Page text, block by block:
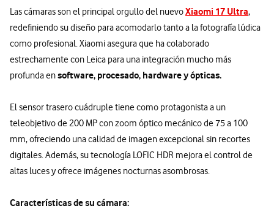
Las cámaras son el principal orgullo del nuevoXiaomi 17 Ultra,
redefiniendo su diseño para acomodarlo tanto a la fotografía lúdica
como profesional. Xiaomi asegura que ha colaborado
estrechamente con Leica para una integración mucho más
profunda ensoftware, procesado, hardware y ópticas.
El sensor trasero cuádruple tiene como protagonista a un
teleobjetivo de 200 MP con zoom óptico mecánico de 75 a 100
mm, ofreciendo una calidad de imagen excepcional sin recortes
digitales. Además, su tecnología LOFIC HDR mejora el control de
altas luces y ofrece imágenes nocturnas asombrosas.
Características de su cámara: